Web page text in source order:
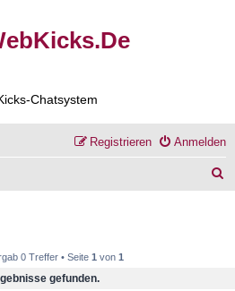
Chatsystem
Anmelden
Registrieren
0 Treffer • Seite 1 von 1
gefunden.